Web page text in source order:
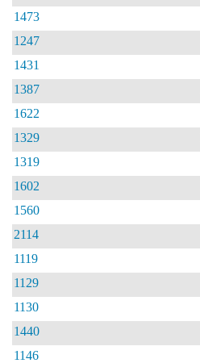
1473
1247
1431
1387
1622
1329
1319
1602
1560
2114
1119
1129
1130
1440
1146